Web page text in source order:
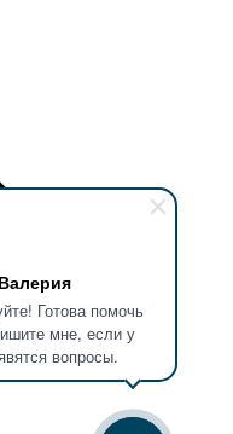
Валерия
Готова помочь
мне, если у
вопросы.